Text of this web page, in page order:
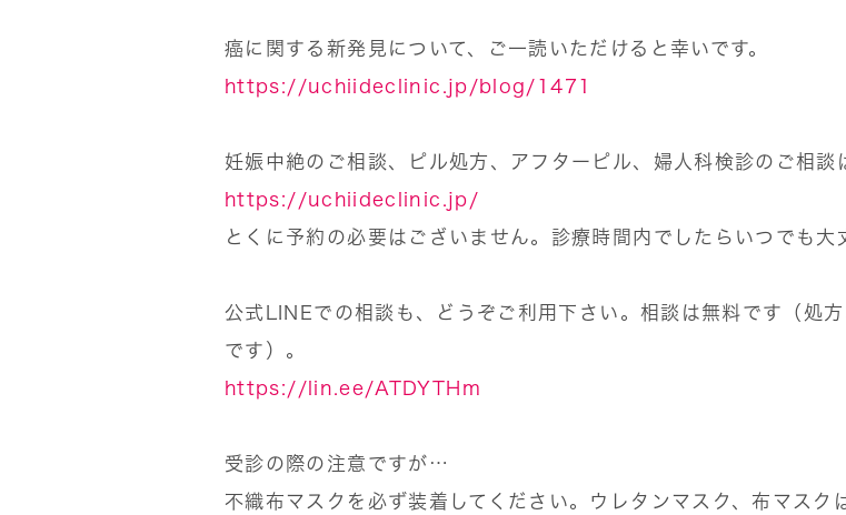
癌に関する新発見について、ご一読いただけると幸いです。
https://uchiideclinic.jp/blog/1471
妊娠中絶のご相談、ピル処方、アフターピル、婦人科検診のご相談
https://uchiideclinic.jp/
とくに予約の必要はございません。診療時間内でしたらいつでも大
公式LINEでの相談も、どうぞご利用下さい。相談は無料です（処
です）。
https://lin.ee/ATDYTHm
受診の際の注意ですが…
不織布マスクを必ず装着してください。ウレタンマスク、布マスク